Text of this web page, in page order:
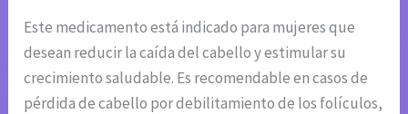
Este medicamento está indicado para mujeres que
desean reducir la caída del cabello y estimular su
crecimiento saludable. Es recomendable en casos de
pérdida de cabello por debilitamiento de los folículos,